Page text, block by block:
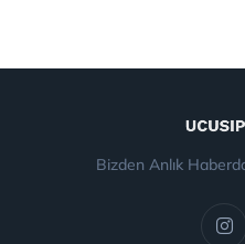
Bizden Anlık